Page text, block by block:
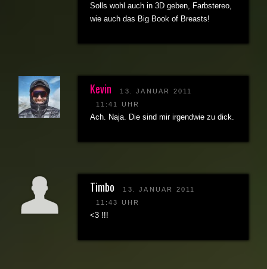
Solls wohl auch in 3D geben, Farbstereo,
wie auch das Big Book of Breasts!
Kevin
13. JANUAR 2011
11:41 UHR
Ach. Naja. Die sind mir irgendwie zu dick.
Timbo
13. JANUAR 2011
11:43 UHR
<3 !!!